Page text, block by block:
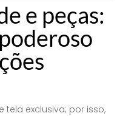
e peças:
tela exclusiva; por isso,